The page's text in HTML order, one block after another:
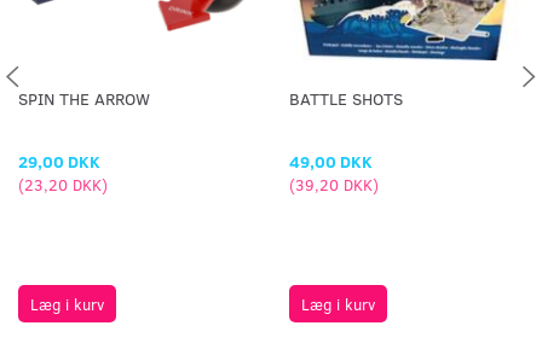
SPIN THE ARROW
29,00 DKK
(23,20 DKK)
Læg i kurv
BATTLE SHOTS
49,00 DKK
(39,20 DKK)
Læg i kurv